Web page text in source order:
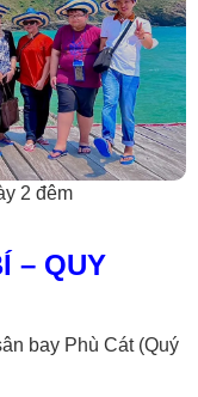
2 đêm
– QUY
bay Phù Cát (Quý